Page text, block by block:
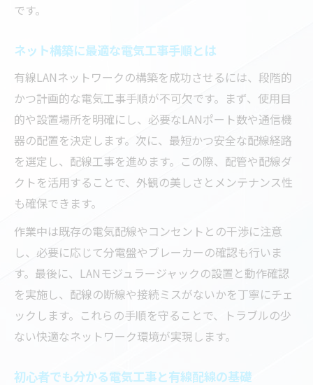
です。
ネット構築に最適な電気工事手順とは
有線LANネットワークの構築を成功させるには、段階的
かつ計画的な電気工事手順が不可欠です。まず、使用目
的や設置場所を明確にし、必要なLANポート数や通信機
器の配置を決定します。次に、最短かつ安全な配線経路
を選定し、配線工事を進めます。この際、配管や配線ダ
クトを活用することで、外観の美しさとメンテナンス性
も確保できます。
作業中は既存の電気配線やコンセントとの干渉に注意
し、必要に応じて分電盤やブレーカーの確認も行いま
す。最後に、LANモジュラージャックの設置と動作確認
を実施し、配線の断線や接続ミスがないかを丁寧にチェ
ックします。これらの手順を守ることで、トラブルの少
ない快適なネットワーク環境が実現します。
初心者でも分かる電気工事と有線配線の基礎